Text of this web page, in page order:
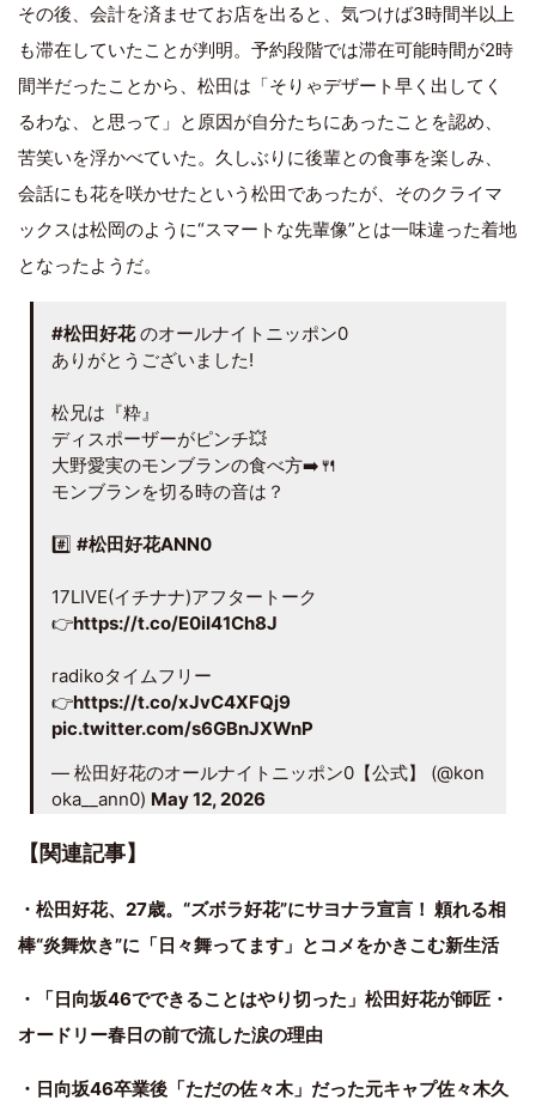
その後、会計を済ませてお店を出ると、気つけば3時間半以上
も滞在していたことが判明。予約段階では滞在可能時間が2時
間半だったことから、松田は「そりゃデザート早く出してく
るわな、と思って」と原因が自分たちにあったことを認め、
苦笑いを浮かべていた。久しぶりに後輩との食事を楽しみ、
会話にも花を咲かせたという松田であったが、そのクライマ
ックスは松岡のように“スマートな先輩像”とは一味違った着地
となったようだ。
#松田好花のオールナイトニッポン0
ありがとうございました!
松兄は『粋』
ディスポーザーがピンチ💥
大野愛実のモンブランの食べ方➡️🍴
モンブランを切る時の音は？
#️⃣ #松田好花ANN0
17LIVE(イチナナ)アフタートーク
👉https://t.co/E0iI41Ch8J
radikoタイムフリー
👉https://t.co/xJvC4XFQj9
pic.twitter.com/s6GBnJXWnP
— 松田好花のオールナイトニッポン0【公式】 (@kon
oka__ann0) May 12, 2026
【関連記事】
・松田好花、27歳。“ズボラ好花”にサヨナラ宣言！ 頼れる相
棒“炎舞炊き”に「日々舞ってます」とコメをかきこむ新生活
・「日向坂46でできることはやり切った」松田好花が師匠・
オードリー春日の前で流した涙の理由
・日向坂46卒業後「ただの佐々木」だった元キャプ佐々木久